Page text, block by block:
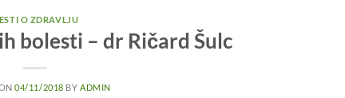
O ZDRAVLJU
bolesti – dr Ričard Šulc
04/11/2018 BYADMIN